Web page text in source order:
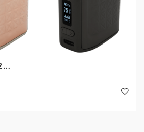
austauschbaren Coils
TC: 0,05 Ohm - 2,0 Ohm
VW: 0,01 Ohm - 2,5 Ohm
Zinklegierung und Leder
Edelstahl und Pyrex Glas
...